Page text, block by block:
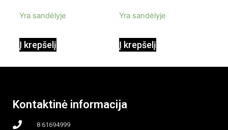
garinamasis,
apšvietimas
Yra sandėlyje
Į krepšelį
Yra sandėlyje
Į krepšelį
Kontaktinė informacija
8 61694999